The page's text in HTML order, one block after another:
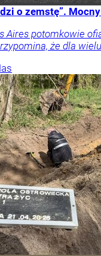
o zemstę”.
Aires potomkowie
że dla